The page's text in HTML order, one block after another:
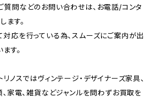
質問などのお問い合わせは、お電話/コンタ
ます。
応を行っている為、スムーズにご案内が出
す。
リノスではヴィンテージ・デザイナーズ家具、
、家電、雑貨などジャンルを問わずお買取を